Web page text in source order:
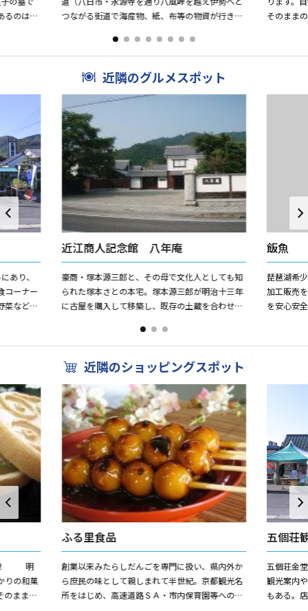
るのは、
つながる街道で海産物、紙、布等の物資が行き交
踏襲）や八幡町内へ分岐...
そのまま
近隣のグルメスポット
あり、
コーナー
菜などが
近江商人記念館 八年庵
豪商・塚本源三郎と、その母で文化人としても知
られた塚本さとの本宅。塚本源三郎が明治十三年
に古屋を購入して移築し、既存の土蔵を合わせた
素倹約と勤勉」そのものの...
飯魚
琵琶湖希
加工販売
を安心安
近隣のショッピングスポット
りの和菓
のまま型
ふる里食品
創業以来みたらしだんごを専門に扱い、県内外か
ら庶民の味として親しまれて半世紀。京都観光名
所をはじめ、高速道路ＳＡ・市内保育園等への卸
五個荘
五個荘金
観光案内
もある。